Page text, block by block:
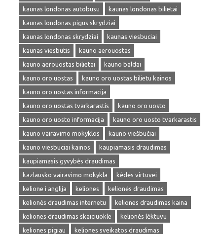
kaunas londonas autobusu
kaunas londonas bilietai
kaunas londonas pigus skrydziai
kaunas londonas skrydziai
kaunas viesbuciai
kaunas viesbutis
kauno aerouostas
kauno aerouostas bilietai
kauno baldai
kauno oro uostas
kauno oro uostas bilietu kainos
kauno oro uostas informacija
kauno oro uostas tvarkarastis
kauno oro uosto
kauno oro uosto informacija
kauno oro uosto tvarkarastis
kauno vairavimo mokyklos
kauno viešbučiai
kauno viesbuciai kainos
kaupiamasis draudimas
kaupiamasis gyvybės draudimas
kazlausko vairavimo mokykla
kėdės virtuvei
kelione i anglija
keliones
kelionės draudimas
kelionės draudimas internetu
keliones draudimas kaina
keliones draudimas skaiciuokle
kelionės lėktuvu
keliones pigiau
keliones sveikatos draudimas